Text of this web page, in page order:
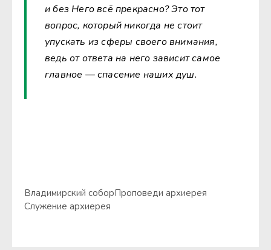
и без Него всё прекрасно? Это тот
вопрос, который никогда не стоит
упускать из сферы своего внимания,
ведь от ответа на него зависит самое
главное — спасение наших душ.
Владимирский соборПроповеди архиерея
Служение архиерея